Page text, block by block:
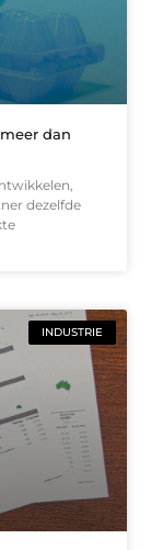
dan
dezelfde
INDUSTRIE